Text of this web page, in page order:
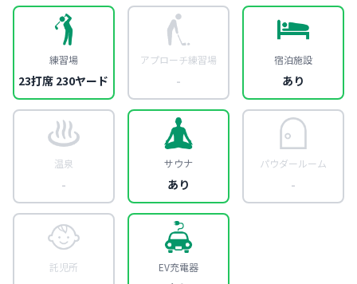
練習場
23打席 230ヤード
アプローチ練習場
-
宿泊施設
あり
温泉
-
サウナ
あり
パウダールーム
-
託児所 EV充電器